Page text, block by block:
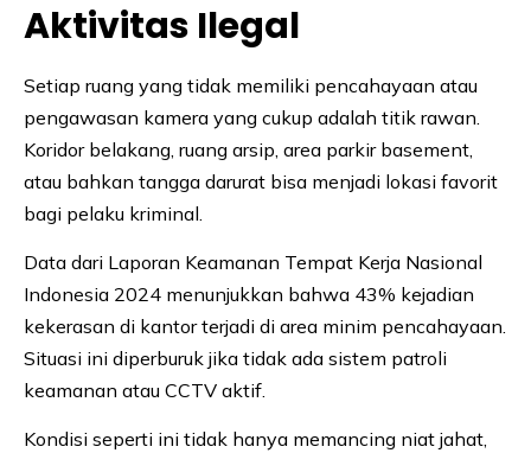
Aktivitas Ilegal
Setiap ruang yang tidak memiliki pencahayaan atau
pengawasan kamera yang cukup adalah titik rawan.
Koridor belakang, ruang arsip, area parkir basement,
atau bahkan tangga darurat bisa menjadi lokasi favorit
bagi pelaku kriminal.
Data dari Laporan Keamanan Tempat Kerja Nasional
Indonesia 2024 menunjukkan bahwa 43% kejadian
kekerasan di kantor terjadi di area minim pencahayaan.
Situasi ini diperburuk jika tidak ada sistem patroli
keamanan atau CCTV aktif.
Kondisi seperti ini tidak hanya memancing niat jahat,